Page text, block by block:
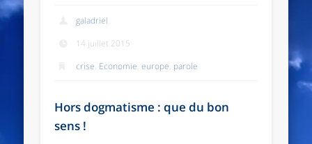
galadriel
14 juillet 2015
crise, Economie,europe, parole
Hors dogmatisme : que du bon
sens !